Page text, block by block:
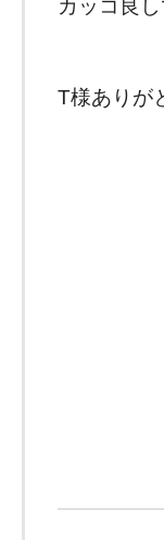
カッコ良し
T様ありが